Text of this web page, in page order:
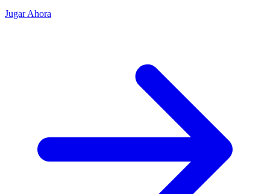
Jugar Ahora